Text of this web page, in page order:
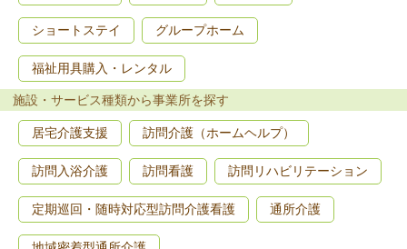
ショートステイ グループホーム
福祉用具購入・レンタル
施設・サービス種類から事業所を探す
居宅介護支援 訪問介護（ホームヘルプ）
訪問入浴介護 訪問看護 訪問リハビリテーション
定期巡回・随時対応型訪問介護看護 通所介護